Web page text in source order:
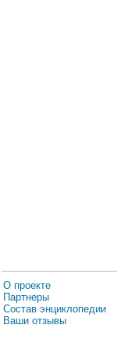
О проекте
Партнеры
Состав энциклопедии
Ваши отзывы